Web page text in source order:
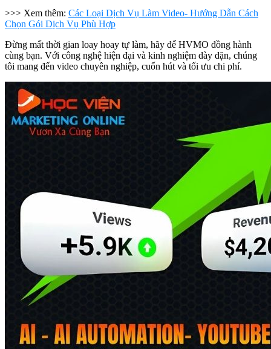
>>> Xem thêm: Các Loại Dịch Vụ Làm Video- Hướng Dẫn Cách
Chọn Gói Dịch Vụ Phù Hợp
Đừng mất thời gian loay hoay tự làm, hãy để HVMO đồng hành
cùng bạn. Với công nghệ hiện đại và kinh nghiệm dày dặn, chúng
tôi mang đến video chuyên nghiệp, cuốn hút và tối ưu chi phí.